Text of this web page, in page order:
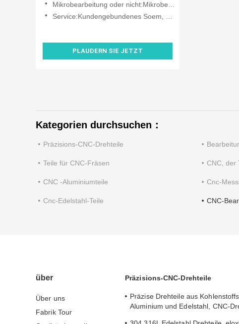
Mikrobearbeitung oder nicht:Mikrobearbeitung
Service:Kundengebundenes Soem, Bearbeitungsservice cnc
PLAUDERN SIE JETZT
Kategorien durchsuchen：
Präzisions-CNC-Drehteile
Teile für CNC-Fräsen CNC, der
CNC -Aluminiumteile Cnc-
Cnc-Edelstahl-Teile CNC-
über
Über uns
Fabrik Tour
Präzisions-CNC-Drehteile
Präzise Drehteile aus
Aluminium und Edelstahl, CNC-